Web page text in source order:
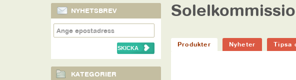
NYHETSBREV
KATEGORIER
Produkter Nyheter Tipsa